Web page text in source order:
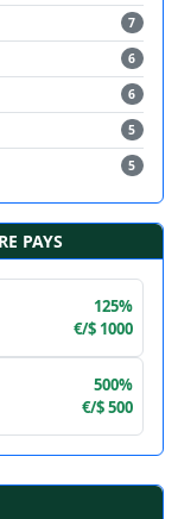
7
6
6
5
5
PAYS
125%
€/$ 1000
500%
€/$ 500